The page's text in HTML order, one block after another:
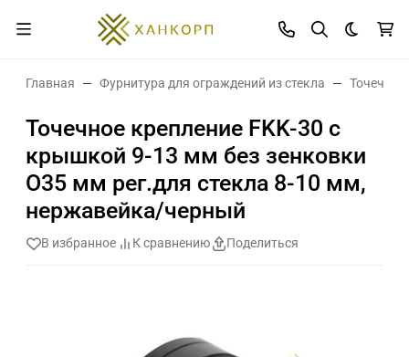
Темная
Главная Фурнитура для ограждений из стекла
Точечное крепление FKK-30 с
крышкой 9-13 мм без зенковки
O35 мм рег.для стекла 8-10 мм,
нержавейка/черный
В избранное К сравнению Поделиться